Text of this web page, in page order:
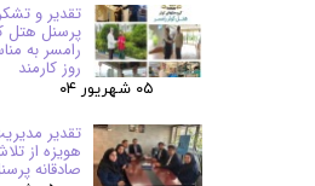
تقدیر و
پرسنل هتل
رامسر به
روز کارمند
۰۵ شهریور ۰۴
تقدیر
هویزه از
صادقانه